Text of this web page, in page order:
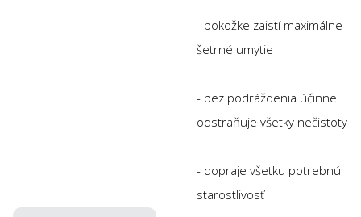
- pokožke zaistí maximálne
šetrné umytie
- bez podráždenia účinne
odstraňuje všetky nečistoty
- dopraje všetku potrebnú
starostlivosť